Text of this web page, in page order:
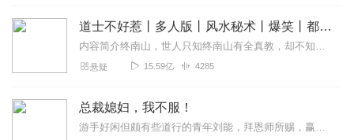
道士不好惹丨多人版丨风水秘术丨爆笑丨都市丨悬疑丨骨头演播
内容简介终南山，世人只知终南山有全真教，却不知终南山下有一座破败的道观。世人只知茅山善捉鬼，天师精辟邪，杨公会风水，却不知古井观人最懂天道。那一天，古井观的人...
悬疑 15.59亿 4285
总裁媳妇，我不服！
游手好闲但颇有些道行的青年刘能，拜恩师所赐，赢取了貌美如花财富充盈的富二代陈飞燕，一心想过上花好月圆，琴瑟和鸣的日子。然而从入洞房的那一刻开始，新娘就没给过他任...